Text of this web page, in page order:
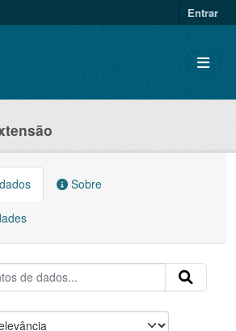
Entrar
Sobre